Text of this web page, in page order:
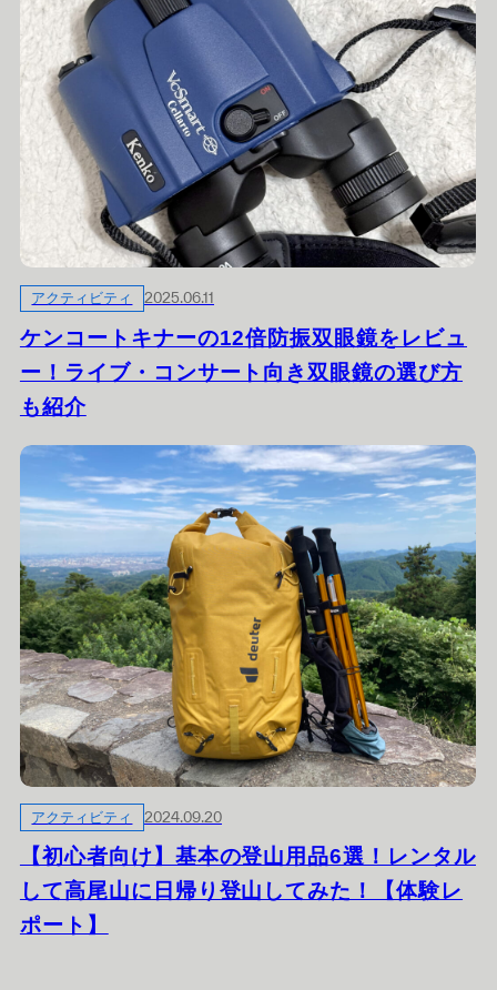
アクティビティ 2025.06.11
ケンコートキナーの12倍防振双眼鏡をレビュ
ー！ライブ・コンサート向き双眼鏡の選び方
も紹介
アクティビティ 2024.09.20
【初心者向け】基本の登山用品6選！レンタル
して高尾山に日帰り登山してみた！【体験レ
ポート】